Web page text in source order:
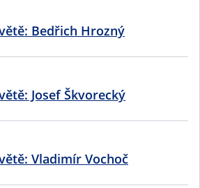
Bedřich Hrozný
Josef Škvorecký
Vladimír Vochoč